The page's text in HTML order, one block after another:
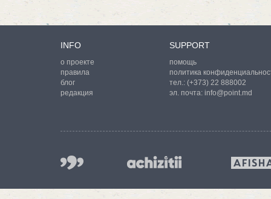
INFO
о проекте
правила
блог
редакция
SUPPORT
помощь
политика
тел.: (+373) 22 888002
эл. почта: info@point.md